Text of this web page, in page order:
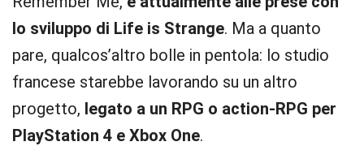
lo sviluppo di Life is Strange. Ma a quanto
pare, qualcos’altro bolle in pentola: lo studio
francese starebbe lavorando su un altro
progetto, legato a un RPG o action-RPG per
PlayStation 4 e Xbox One.